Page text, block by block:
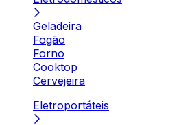
Geladeira
Fogão
Forno
Cooktop
Cervejeira
Eletroportáteis